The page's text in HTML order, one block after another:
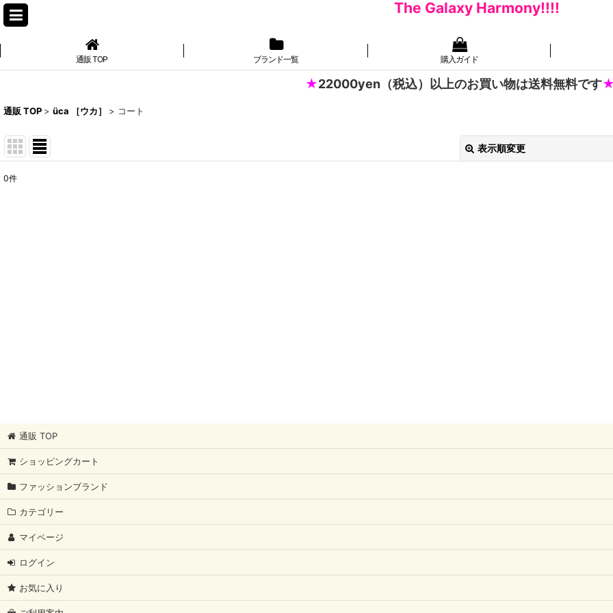
The Galaxy Harmony!!!!
通販 TOP ブランド一覧 購入ガイド
22000yen（税込）以上のお買い物は送料無料です
通販 TOP > üca ［ウカ］ > コート
表示順変更
表示数
0件
通販 TOP
ショッピングカート
ファッションブランド
カテゴリー
マイページ
ログイン
お気に入り